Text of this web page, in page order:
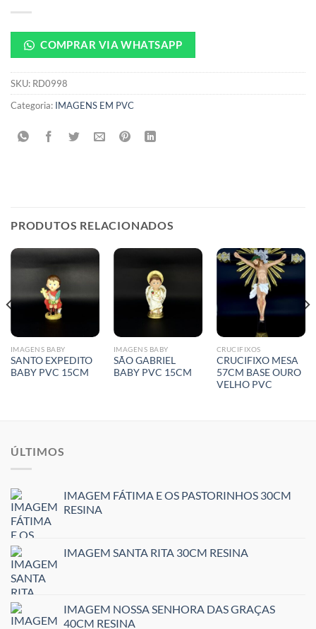
COMPRAR VIA WHATSAPP
SKU: RD0998
Categoria: IMAGENS EM PVC
PRODUTOS RELACIONADOS
IMAGENS BABY
SANTO EXPEDITO
BABY PVC 15CM
IMAGENS BABY
SÃO GABRIEL
BABY PVC 15CM
CRUCIFIXOS
CRUCIFIXO MESA
57CM BASE OURO
VELHO PVC
ÚLTIMOS
IMAGEM FÁTIMA E OS PASTORINHOS 30CM
RESINA
IMAGEM SANTA RITA 30CM RESINA
IMAGEM NOSSA SENHORA DAS GRAÇAS
40CM RESINA